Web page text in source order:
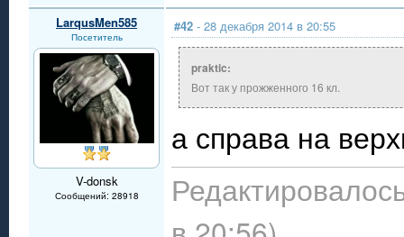
LarqusMen585
Посетитель
V-donsk
Сообщений: 28918
#42 - 28 декабря 2014 в 20:55
praktic:
Вот так у прожженного 16 кл.
а справа на